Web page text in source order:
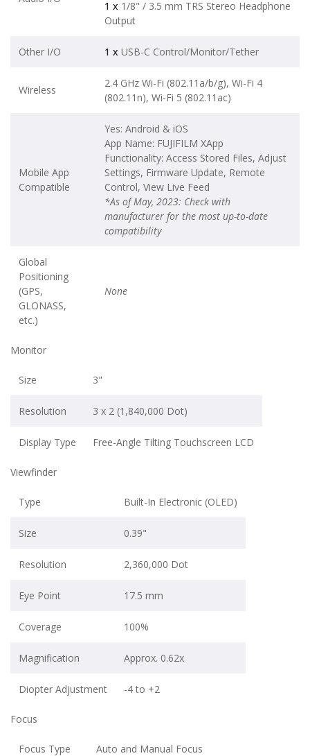
1 x 1/8" / 3.5 mm TRS Stereo Headphone
Output
Other I/O 1 x USB-C Control/Monitor/Tether
Wireless
2.4 GHz Wi-Fi (802.11a/b/g), Wi-Fi 4
(802.11n), Wi-Fi 5 (802.11ac)
Mobile App
Compatible
Yes: Android & iOS
App Name: FUJIFILM XApp
Functionality: Access Stored Files, Adjust
Settings, Firmware Update, Remote
Control, View Live Feed
*As of May, 2023: Check with
manufacturer for the most up-to-date
compatibility
Global
Positioning
(GPS,
GLONASS,
etc.)
None
Monitor
Size 3"
Resolution 3 x 2 (1,840,000 Dot)
Display Type Free-Angle Tilting Touchscreen LCD
Viewfinder
Type Built-In Electronic (OLED)
Size 0.39"
Resolution 2,360,000 Dot
Eye Point 17.5 mm
Coverage 100%
Magnification Approx. 0.62x
Diopter Adjustment -4 to +2
Focus
Focus Type Auto and Manual Focus